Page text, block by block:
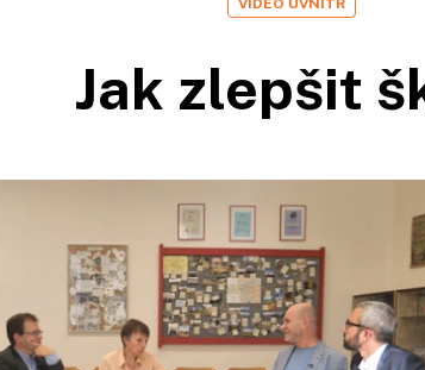
VIDEO UVNITŘ
Jak zlepšit